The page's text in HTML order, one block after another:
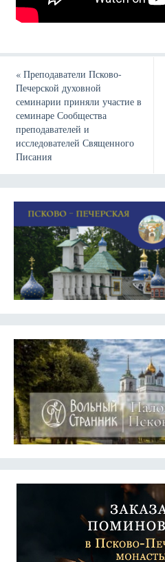
«Преподаватели Псково-
Печерской духовной
семинарии приняли участие в
семинаре Сообщества
преподавателей и
исследователей Священного
Писания